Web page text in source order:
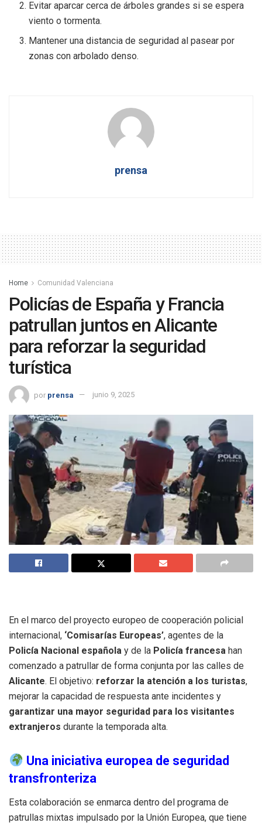
Evitar aparcar cerca de árboles grandes si se espera
viento o tormenta.
Mantener una distancia de seguridad al pasear por
zonas con arbolado denso.
prensa
Home Comunidad Valenciana
Policías de España y Francia
patrullan juntos en Alicante
para reforzar la seguridad
turística
por prensa junio 9, 2025
En el marco del proyecto europeo de cooperación policial
internacional, ‘Comisarías Europeas’, agentes de la
Policía Nacional española y de la Policía francesa han
comenzado a patrullar de forma conjunta por las calles de
Alicante. El objetivo: reforzar la atención a los turistas,
mejorar la capacidad de respuesta ante incidentes y
garantizar una mayor seguridad para los visitantes
extranjeros durante la temporada alta.
Una iniciativa europea de seguridad
transfronteriza
Esta colaboración se enmarca dentro del programa de
patrullas mixtas impulsado por la Unión Europea, que tiene